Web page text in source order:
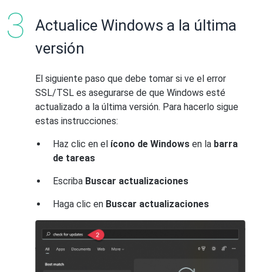
Actualice Windows a la última
versión
El siguiente paso que debe tomar si ve el error
SSL/TSL es asegurarse de que Windows esté
actualizado a la última versión. Para hacerlo sigue
estas instrucciones:
Haz clic en el ícono de Windows en la barra
de tareas
Escriba Buscar actualizaciones
Haga clic en Buscar actualizaciones